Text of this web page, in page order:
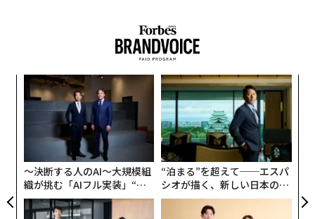
〜決断する人のAI〜大規模組
織が挑む「AIフル実装」“使
う”企業から“動く”企業へ【N
TTドコモビジネス×PwC】
“泊まる”を超えて──エスパ
シオが描く、新しい日本のラ
グジュアリー（前編）